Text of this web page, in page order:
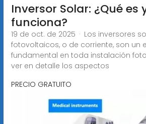
Inversor Solar: ¿Qué es
funciona?
19 de oct. de 2025 · Los inversores
fotovoltaicos, o de corriente, son un
fundamental en toda instalación
ver en detalle los aspectos
PRECIO GRATUITO